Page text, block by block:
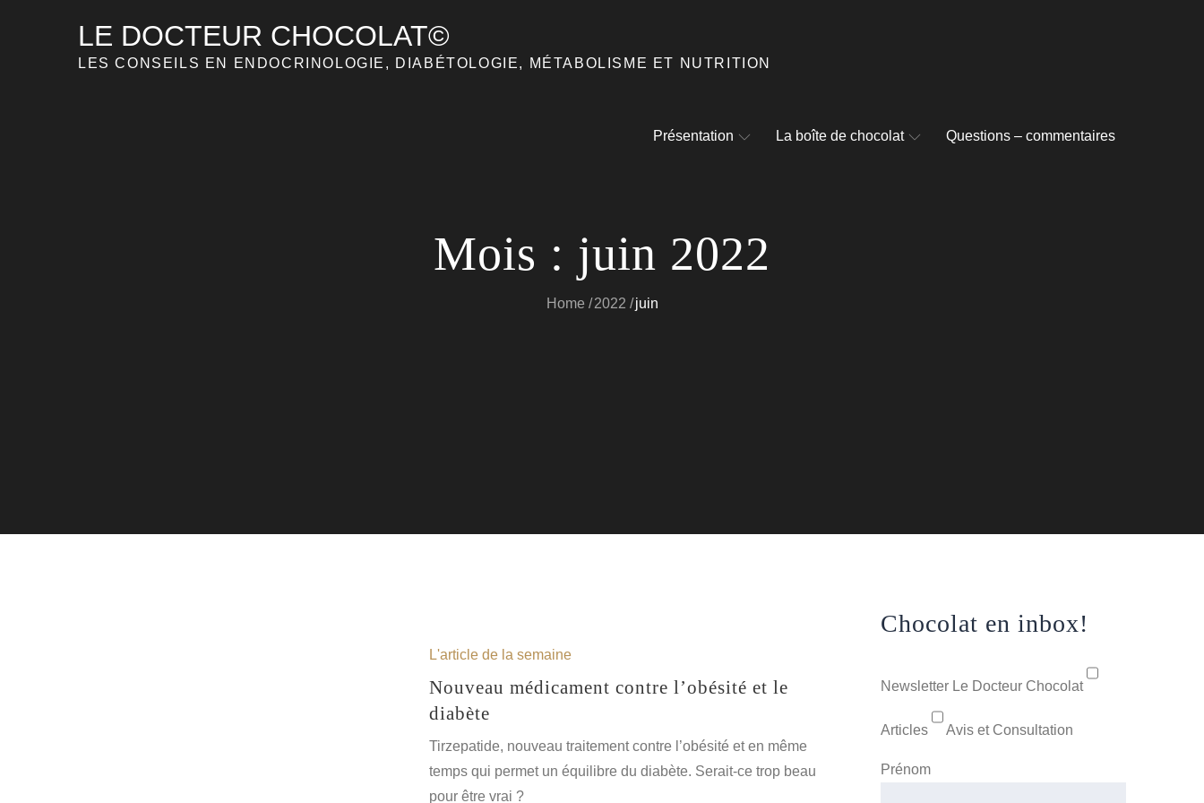
LE DOCTEUR CHOCOLAT©
LES CONSEILS EN ENDOCRINOLOGIE, DIABÉTOLOGIE, MÉTABOLISME ET NUTRITION
Présentation La boîte de chocolat Questions – commentaires
Mois : juin 2022
Home 2022 juin
L'article de la semaine
Nouveau médicament contre l’obésité et le
diabète
Tirzepatide, nouveau traitement contre l’obésité et en même
temps qui permet un équilibre du diabète. Serait-ce trop beau
pour être vrai ?
Chocolat en inbox!
Newsletter Le Docteur Chocolat
Articles Avis et Consultation
Prénom